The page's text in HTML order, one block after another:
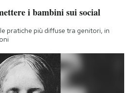
i bambini sui social
pratiche più diffuse tra genitori, in